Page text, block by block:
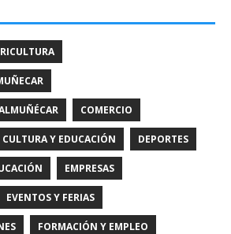
COMERCIO
CULTURA Y EDUCACIÓN DEPORTES
EMPRESAS
EVENTOS Y FERIAS
FORMACIÓN Y EMPLEO